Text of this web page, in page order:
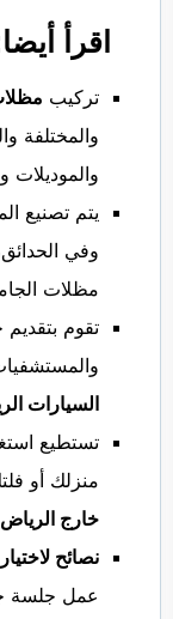
اقرأ
تركيب
والمختلفة
والموديلات
يتم تصنيع
وفي
مظلات
تقوم
السيارات
تستطيع
منزلك أو
خارج الرياض
نصائح
عمل جلسة